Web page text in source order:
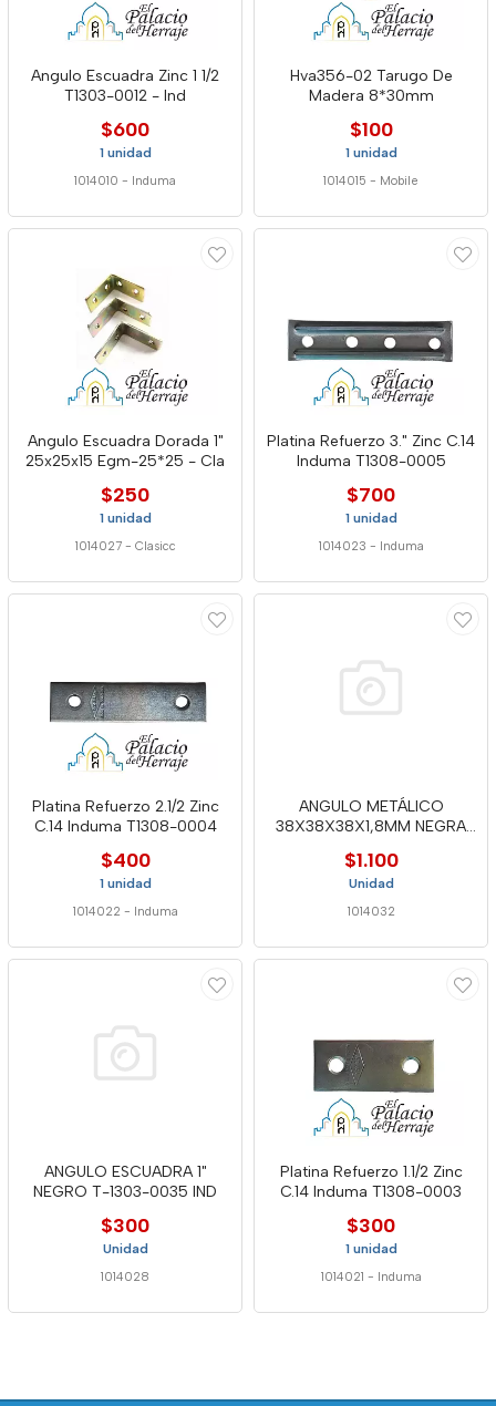
Angulo Escuadra Zinc 1 1/2
T1303-0012 - Ind
$600
1 unidad
1014010 - Induma
Hva356-02 Tarugo De
Madera 8*30mm
$100
1 unidad
1014015 - Mobile
Angulo Escuadra Dorada 1"
25x25x15 Egm-25*25 - Cla
$250
1 unidad
1014027 - Clasicc
Platina Refuerzo 3." Zinc C.14
Induma T1308-0005
$700
1 unidad
1014023 - Induma
Platina Refuerzo 2.1/2 Zinc
C.14 Induma T1308-0004
$400
1 unidad
1014022 - Induma
ANGULO METÁLICO
38X38X38X1,8MM NEGRA
$1.100
Unidad
1014032
ANGULO ESCUADRA 1"
NEGRO T-1303-0035 IND
$300
Unidad
1014028
Platina Refuerzo 1.1/2 Zinc
C.14 Induma T1308-0003
$300
1 unidad
1014021 - Induma